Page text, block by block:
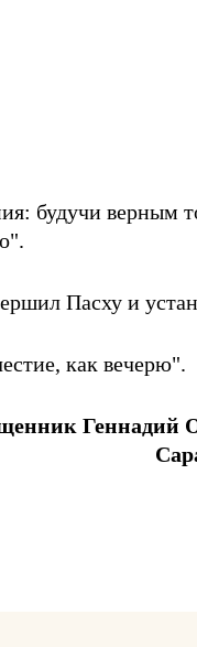
будучи верным
Пасху и
как вечерю".
Геннадий